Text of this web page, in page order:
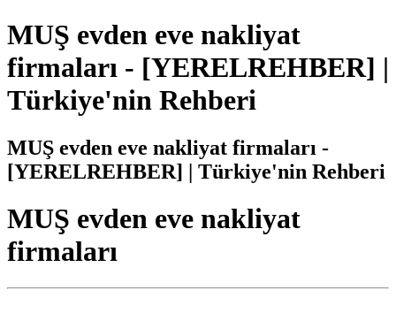
MUŞ evden eve nakliyat
firmaları - [YERELREHBER] |
Türkiye'nin Rehberi
MUŞ evden eve nakliyat firmaları -
[YERELREHBER] | Türkiye'nin Rehberi
MUŞ evden eve nakliyat
firmaları